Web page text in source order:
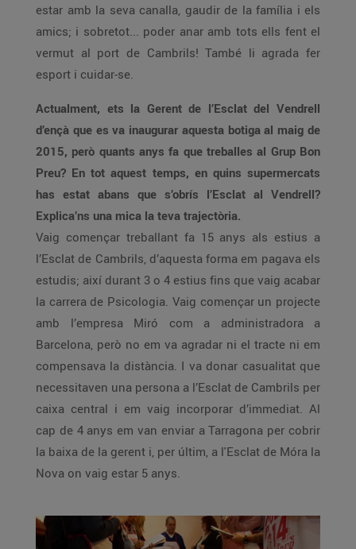
estar amb la seva canalla, gaudir de la família i els
amics; i sobretot... poder anar amb tots ells fent el
vermut al port de Cambrils! També li agrada fer
esport i cuidar-se.
Actualment, ets la Gerent de l’Esclat del Vendrell
d’ençà que es va inaugurar aquesta botiga al maig de
2015, però quants anys fa que treballes al Grup Bon
Preu? En tot aquest temps, en quins supermercats
has estat abans que s’obrís l’Esclat al Vendrell?
Explica’ns una mica la teva trajectòria.
Vaig començar treballant fa 15 anys als estius a
l’Esclat de Cambrils, d’aquesta forma em pagava els
estudis; així durant 3 o 4 estius fins que vaig acabar
la carrera de Psicologia. Vaig començar un projecte
amb l’empresa Miró com a administradora a
Barcelona, però no em va agradar ni el tracte ni em
compensava la distància. I va donar casualitat que
necessitaven una persona a l’Esclat de Cambrils per
caixa central i em vaig incorporar d’immediat. Al
cap de 4 anys em van enviar a Tarragona per cobrir
la baixa de la gerent i, per últim, a l'Esclat de Móra la
Nova on vaig estar 5 anys.